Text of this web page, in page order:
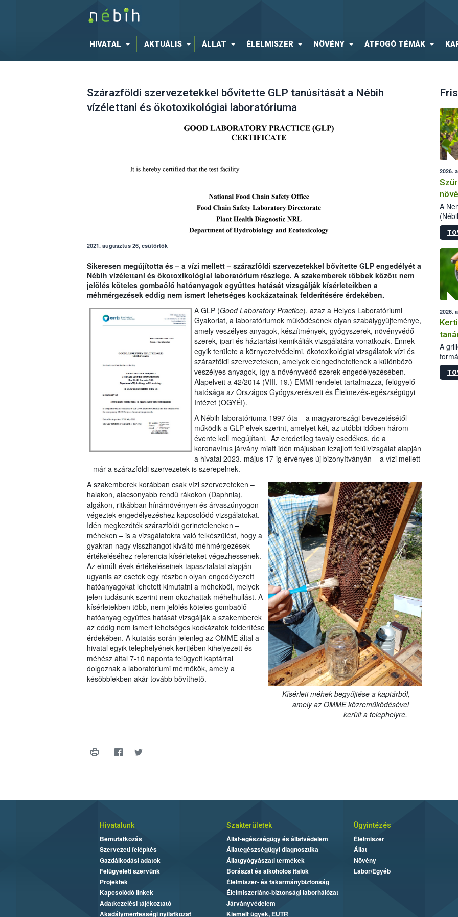
HIVATAL AKTUÁLIS ÁLLAT ÉLELMISZER NÖVÉNY ÁTFOGÓ TÉMÁK
Szárazföldi szervezetekkel bővítette GLP tanúsítását a Nébih
vízélettani és ökotoxikológiai laboratóriuma
2021. augusztus 26, csütörtök
Sikeresen megújította és – a vízi mellett – szárazföldi szervezetekkel bővítette GLP engedélyét a
Nébih vízélettani és ökotoxikológiai laboratórium részlege. A szakemberek többek között nem
jelölés köteles gombaölő hatóanyagok együttes hatását vizsgálják kísérleteikben a
méhmérgezések eddig nem ismert lehetséges kockázatainak felderítésére érdekében.
A GLP (Good Laboratory Practice), azaz a Helyes Laboratóriumi
Gyakorlat, a laboratóriumok működésének olyan szabálygyűjteménye,
amely veszélyes anyagok, készítmények, gyógyszerek, növényvédő
szerek, ipari és háztartási kemikáliák vizsgálatára vonatkozik. Ennek
egyik területe a környezetvédelmi, ökotoxikológiai vizsgálatok vízi és
szárazföldi szervezeteken, amelyek elengedhetetlenek a különböző
veszélyes anyagok, így a növényvédő szerek engedélyezésében.
Alapelveit a 42/2014 (VIII. 19.) EMMI rendelet tartalmazza, felügyelő
hatósága az Országos Gyógyszerészeti és Élelmezés-egészségügyi
Intézet (OGYÉI).
A Nébih laboratóriuma 1997 óta – a magyarországi bevezetésétől –
működik a GLP elvek szerint, amelyet két, az utóbbi időben három
évente kell megújítani. Az eredetileg tavaly esedékes, de a
koronavírus járvány miatt idén májusban lezajlott felülvizsgálat alapján
a hivatal 2023. május 17-ig érvényes új bizonyítványán – a vízi mellett
– már a szárazföldi szervezetek is szerepelnek.
Kísérleti méhek begyűjtése a kaptárból,
amely az OMME közreműködésével
került a telephelyre.
A szakemberek korábban csak vízi szervezeteken –
halakon, alacsonyabb rendű rákokon (Daphnia),
algákon, ritkábban hínárnövényen és árvaszúnyogon –
végeztek engedélyezéshez kapcsolódó vizsgálatokat.
Idén megkezdték szárazföldi gerincteleneken –
méheken – is a vizsgálatokra való felkészülést, hogy a
gyakran nagy visszhangot kiváltó méhmérgezések
értékeléséhez referencia kísérleteket végezhessenek.
Az elmúlt évek értékeléseinek tapasztalatai alapján
ugyanis az esetek egy részben olyan engedélyezett
hatóanyagokat lehetett kimutatni a méhekből, melyek
jelen tudásunk szerint nem okozhattak méhelhullást. A
kísérletekben több, nem jelölés köteles gombaölő
hatóanyag együttes hatását vizsgálják a szakemberek
az eddig nem ismert lehetséges kockázatok felderítése
érdekében. A kutatás során jelenleg az OMME által a
hivatal egyik telephelyének kertjében kihelyezett és
méhész által 7-10 naponta felügyelt kaptárral
dolgoznak a laboratóriumi mérnökök, amely a
későbbiekben akár tovább bővíthető.
2026.
A
Az
2026.
A
Hivatalunk
Bemutatkozás
Szervezeti felépítés
Gazdálkodási adatok
Felügyeleti szervünk
Projektek
Kapcsolódó linkek
Adatkezelési tájékoztató
Akadálymentességi nyilatkozat
Szakterületek
Állat-egészségügy és állatvédelem
Állategészségügyi diagnosztika
Állatgyógyászati termékek
Borászat és alkoholos italok
Élelmiszer- és takarmánybiztonság
Élelmiszerlánc-biztonsági laborhálózat
Járványvédelem
Kiemelt ügyek, EUTR
Ügyintézés
Élelmiszer
Állat
Növény
Labor/Egyéb